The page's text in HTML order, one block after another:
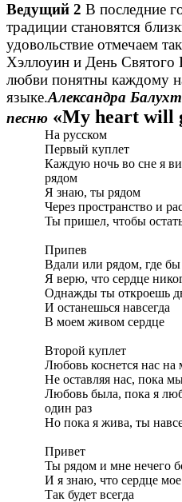
Ведущий 2 В последние
традиции становятся
удовольствие отмечаем
Хэллоуин и День Святого
любви понятны каждому
языке.Александра
песню «My heart will
На русском
Первый куплет
Каждую ночь во сне я
рядом
Я знаю, ты рядом
Через пространство и
Ты пришел, чтобы
Припев
Вдали или рядом, где
Я верю, что сердце
Однажды ты откроешь
И останешься навсегда
В моем живом сердце
Второй куплет
Любовь коснется нас на
Не оставляя нас, пока
Любовь была, пока я
один раз
Но пока я жива, ты
Привет
Ты рядом и мне нечего
И я знаю, что сердце мое
Так будет всегда